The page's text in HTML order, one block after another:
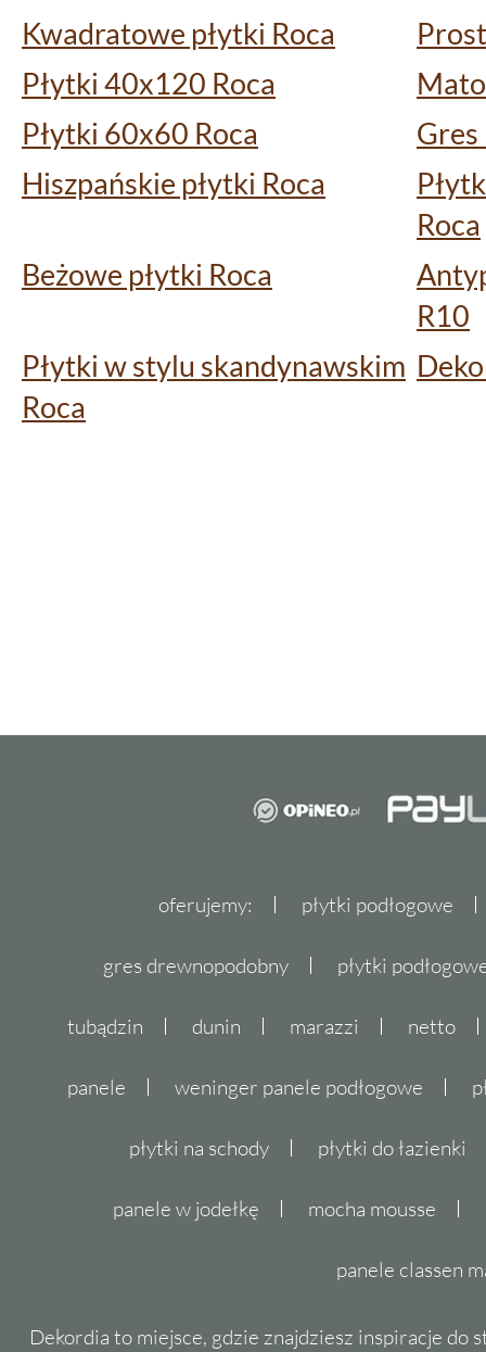
Kwadratowe płytki Roca
Płytki 40x120 Roca
Płytki 60x60 Roca
Gres
Hiszpańskie płytki Roca
Roca
Beżowe płytki Roca
R10
Płytki w stylu skandynawskim
Roca
oferujemy: płytki podłogowe
gres drewnopodobny płytki
tubądzin dunin marazzi netto
panele weninger panele podłogowe
płytki na schody płytki do łazienki
panele w jodełkę mocha mousse
panele classen
Dekordia to miejsce, gdzie znajdziesz inspiracje do